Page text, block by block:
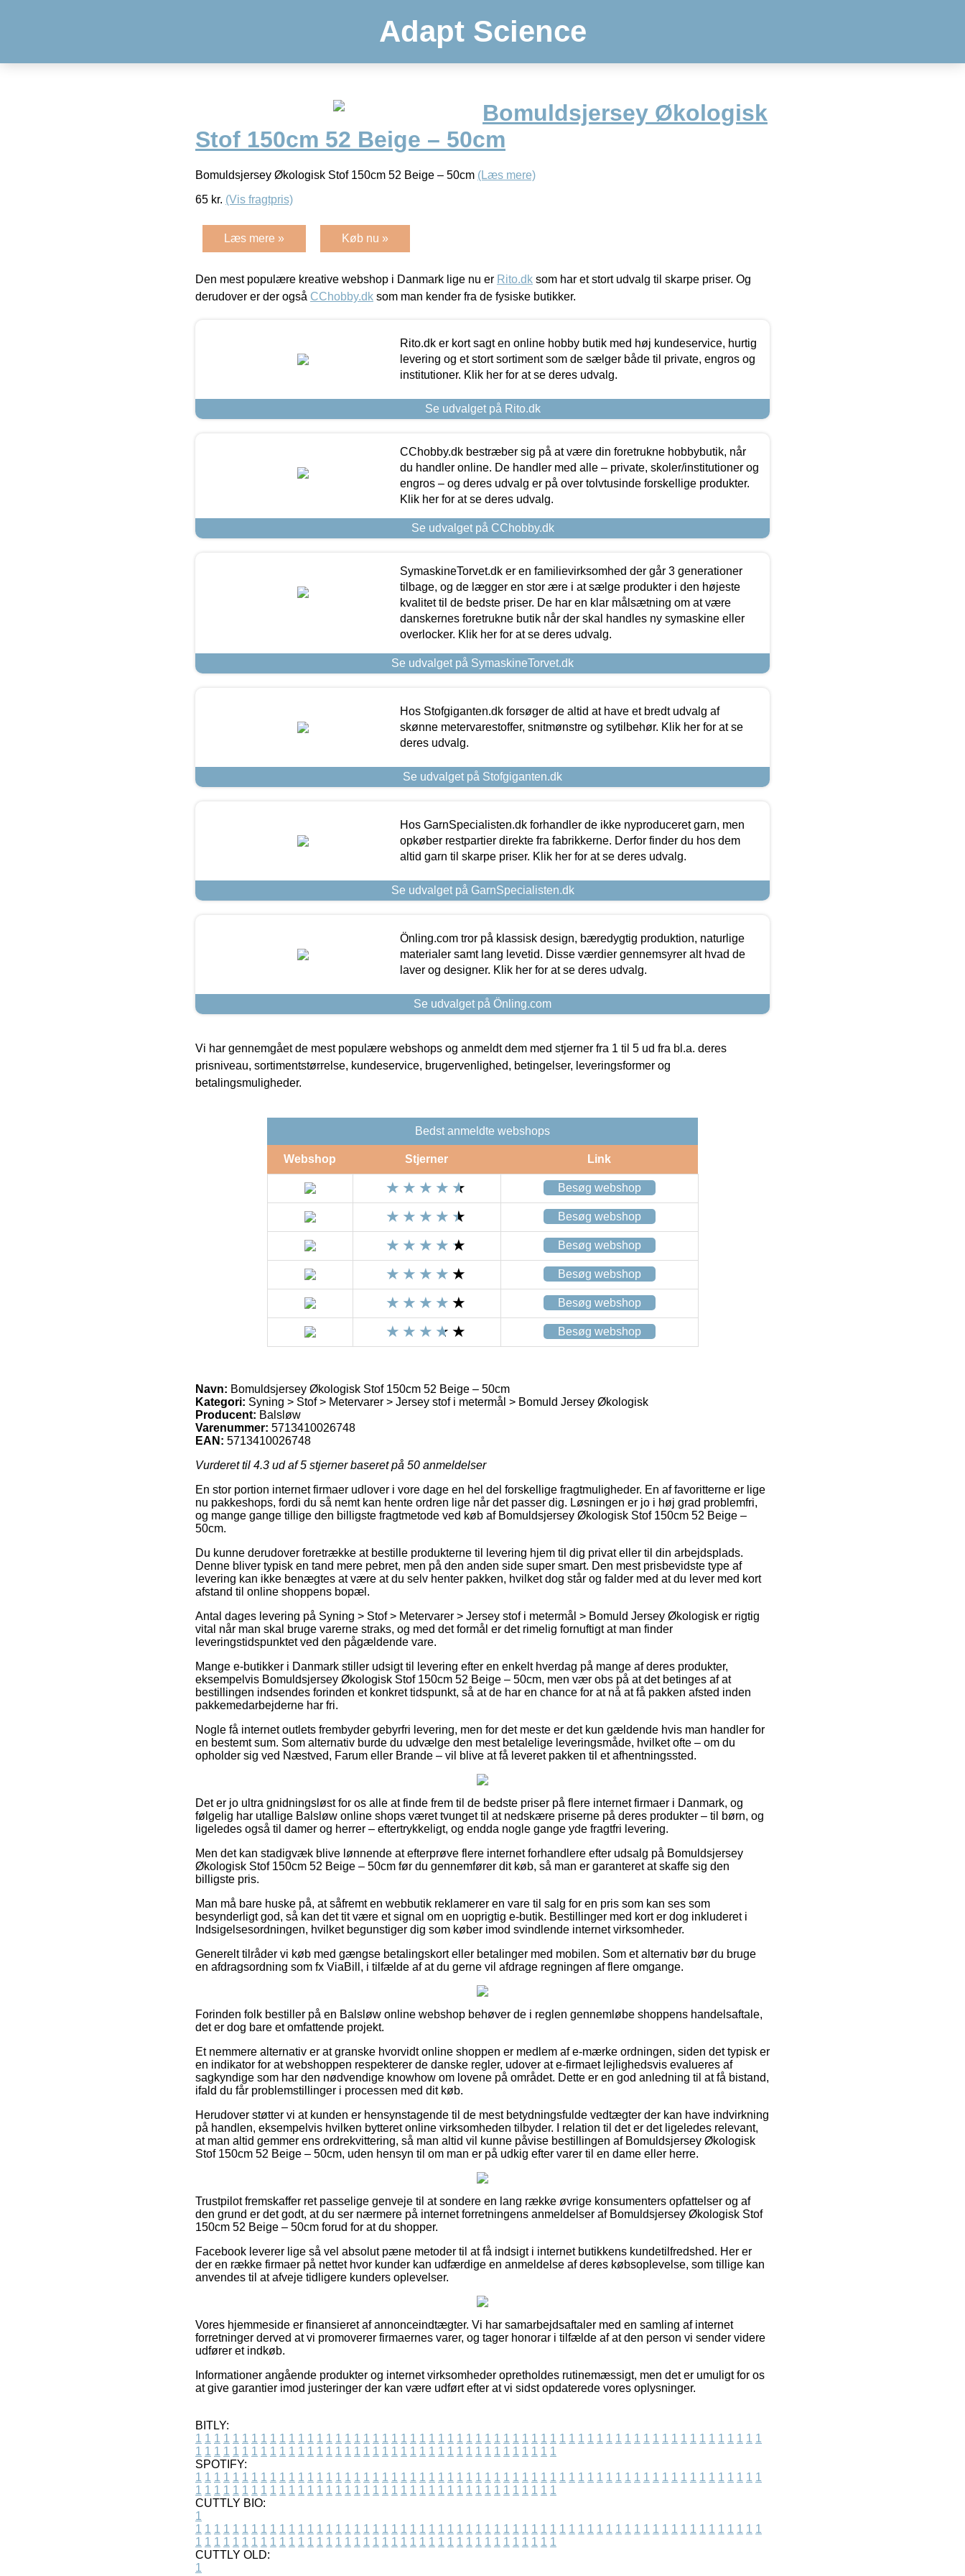
Adapt Science
Bomuldsjersey Økologisk
Stof 150cm 52 Beige – 50cm
Bomuldsjersey Økologisk Stof 150cm 52 Beige – 50cm (Læs mere)
65 kr. (Vis fragtpris)
Læs mere » Køb nu »
Den mest populære kreative webshop i Danmark lige nu er Rito.dk som har et stort udvalg til skarpe priser. Og
derudover er der også CChobby.dk som man kender fra de fysiske butikker.
Rito.dk er kort sagt en online hobby butik med høj kundeservice, hurtig
levering og et stort sortiment som de sælger både til private, engros og
institutioner. Klik her for at se deres udvalg.
Se udvalget på Rito.dk
CChobby.dk bestræber sig på at være din foretrukne hobbybutik, når
du handler online. De handler med alle – private, skoler/institutioner og
engros – og deres udvalg er på over tolvtusinde forskellige produkter.
Klik her for at se deres udvalg.
Se udvalget på CChobby.dk
SymaskineTorvet.dk er en familievirksomhed der går 3 generationer
tilbage, og de lægger en stor ære i at sælge produkter i den højeste
kvalitet til de bedste priser. De har en klar målsætning om at være
danskernes foretrukne butik når der skal handles ny symaskine eller
overlocker. Klik her for at se deres udvalg.
Se udvalget på SymaskineTorvet.dk
Hos Stofgiganten.dk forsøger de altid at have et bredt udvalg af
skønne metervarestoffer, snitmønstre og sytilbehør. Klik her for at se
deres udvalg.
Se udvalget på Stofgiganten.dk
Hos GarnSpecialisten.dk forhandler de ikke nyproduceret garn, men
opkøber restpartier direkte fra fabrikkerne. Derfor finder du hos dem
altid garn til skarpe priser. Klik her for at se deres udvalg.
Se udvalget på GarnSpecialisten.dk
Önling.com tror på klassisk design, bæredygtig produktion, naturlige
materialer samt lang levetid. Disse værdier gennemsyrer alt hvad de
laver og designer. Klik her for at se deres udvalg.
Se udvalget på Önling.com
Vi har gennemgået de mest populære webshops og anmeldt dem med stjerner fra 1 til 5 ud fra bl.a. deres
prisniveau, sortimentstørrelse, kundeservice, brugervenlighed, betingelser, leveringsformer og
betalingsmuligheder.
Bedst anmeldte webshops
Webshop Stjerner Link
Besøg webshop
Besøg webshop
Besøg webshop
Besøg webshop
Besøg webshop
Besøg webshop
Navn: Bomuldsjersey Økologisk Stof 150cm 52 Beige – 50cm
Kategori: Syning > Stof > Metervarer > Jersey stof i metermål > Bomuld Jersey Økologisk
Producent: Balsløw
Varenummer: 5713410026748
EAN: 5713410026748
Vurderet til 4.3 ud af 5 stjerner baseret på 50 anmeldelser
En stor portion internet firmaer udlover i vore dage en hel del forskellige fragtmuligheder. En af favoritterne er lige
nu pakkeshops, fordi du så nemt kan hente ordren lige når det passer dig. Løsningen er jo i høj grad problemfri,
og mange gange tillige den billigste fragtmetode ved køb af Bomuldsjersey Økologisk Stof 150cm 52 Beige –
50cm.
Du kunne derudover foretrække at bestille produkterne til levering hjem til dig privat eller til din arbejdsplads.
Denne bliver typisk en tand mere pebret, men på den anden side super smart. Den mest prisbevidste type af
levering kan ikke benægtes at være at du selv henter pakken, hvilket dog står og falder med at du lever med kort
afstand til online shoppens bopæl.
Antal dages levering på Syning > Stof > Metervarer > Jersey stof i metermål > Bomuld Jersey Økologisk er rigtig
vital når man skal bruge varerne straks, og med det formål er det rimelig fornuftigt at man finder
leveringstidspunktet ved den pågældende vare.
Mange e-butikker i Danmark stiller udsigt til levering efter en enkelt hverdag på mange af deres produkter,
eksempelvis Bomuldsjersey Økologisk Stof 150cm 52 Beige – 50cm, men vær obs på at det betinges af at
bestillingen indsendes forinden et konkret tidspunkt, så at de har en chance for at nå at få pakken afsted inden
pakkemedarbejderne har fri.
Nogle få internet outlets frembyder gebyrfri levering, men for det meste er det kun gældende hvis man handler for
en bestemt sum. Som alternativ burde du udvælge den mest betalelige leveringsmåde, hvilket ofte – om du
opholder sig ved Næstved, Farum eller Brande – vil blive at få leveret pakken til et afhentningssted.
Det er jo ultra gnidningsløst for os alle at finde frem til de bedste priser på flere internet firmaer i Danmark, og
følgelig har utallige Balsløw online shops været tvunget til at nedskære priserne på deres produkter – til børn, og
ligeledes også til damer og herrer – eftertrykkeligt, og endda nogle gange yde fragtfri levering.
Men det kan stadigvæk blive lønnende at efterprøve flere internet forhandlere efter udsalg på Bomuldsjersey
Økologisk Stof 150cm 52 Beige – 50cm før du gennemfører dit køb, så man er garanteret at skaffe sig den
billigste pris.
Man må bare huske på, at såfremt en webbutik reklamerer en vare til salg for en pris som kan ses som
besynderligt god, så kan det tit være et signal om en uoprigtig e-butik. Bestillinger med kort er dog inkluderet i
Indsigelsesordningen, hvilket begunstiger dig som køber imod svindlende internet virksomheder.
Generelt tilråder vi køb med gængse betalingskort eller betalinger med mobilen. Som et alternativ bør du bruge
en afdragsordning som fx ViaBill, i tilfælde af at du gerne vil afdrage regningen af flere omgange.
Forinden folk bestiller på en Balsløw online webshop behøver de i reglen gennemløbe shoppens handelsaftale,
det er dog bare et omfattende projekt.
Et nemmere alternativ er at granske hvorvidt online shoppen er medlem af e-mærke ordningen, siden det typisk er
en indikator for at webshoppen respekterer de danske regler, udover at e-firmaet lejlighedsvis evalueres af
sagkyndige som har den nødvendige knowhow om lovene på området. Dette er en god anledning til at få bistand,
ifald du får problemstillinger i processen med dit køb.
Herudover støtter vi at kunden er hensynstagende til de mest betydningsfulde vedtægter der kan have indvirkning
på handlen, eksempelvis hvilken bytteret online virksomheden tilbyder. I relation til det er det ligeledes relevant,
at man altid gemmer ens ordrekvittering, så man altid vil kunne påvise bestillingen af Bomuldsjersey Økologisk
Stof 150cm 52 Beige – 50cm, uden hensyn til om man er på udkig efter varer til en dame eller herre.
Trustpilot fremskaffer ret passelige genveje til at sondere en lang række øvrige konsumenters opfattelser og af
den grund er det godt, at du ser nærmere på internet forretningens anmeldelser af Bomuldsjersey Økologisk Stof
150cm 52 Beige – 50cm forud for at du shopper.
Facebook leverer lige så vel absolut pæne metoder til at få indsigt i internet butikkens kundetilfredshed. Her er
der en række firmaer på nettet hvor kunder kan udfærdige en anmeldelse af deres købsoplevelse, som tillige kan
anvendes til at afveje tidligere kunders oplevelser.
Vores hjemmeside er finansieret af annonceindtægter. Vi har samarbejdsaftaler med en samling af internet
forretninger derved at vi promoverer firmaernes varer, og tager honorar i tilfælde af at den person vi sender videre
udfører et indkøb.
Informationer angående produkter og internet virksomheder opretholdes rutinemæssigt, men det er umuligt for os
at give garantier imod justeringer der kan være udført efter at vi sidst opdaterede vores oplysninger.
BITLY:
1 1 1 1 1 1 1 1 1 1 1 1 1 1 1 1 1 1 1 1 1 1 1 1 1 1 1 1 1 1 1 1 1 1 1 1 1 1 1 1 1 1 1 1 1 1 1 1 1 1 1 1 1 1 1 1 1 1 1 1 1
1 1 1 1 1 1 1 1 1 1 1 1 1 1 1 1 1 1 1 1 1 1 1 1 1 1 1 1 1 1 1 1 1 1 1 1 1 1 1
SPOTIFY:
1 1 1 1 1 1 1 1 1 1 1 1 1 1 1 1 1 1 1 1 1 1 1 1 1 1 1 1 1 1 1 1 1 1 1 1 1 1 1 1 1 1 1 1 1 1 1 1 1 1 1 1 1 1 1 1 1 1 1 1 1
1 1 1 1 1 1 1 1 1 1 1 1 1 1 1 1 1 1 1 1 1 1 1 1 1 1 1 1 1 1 1 1 1 1 1 1 1 1 1
CUTTLY BIO:
1
1 1 1 1 1 1 1 1 1 1 1 1 1 1 1 1 1 1 1 1 1 1 1 1 1 1 1 1 1 1 1 1 1 1 1 1 1 1 1 1 1 1 1 1 1 1 1 1 1 1 1 1 1 1 1 1 1 1 1 1 1
1 1 1 1 1 1 1 1 1 1 1 1 1 1 1 1 1 1 1 1 1 1 1 1 1 1 1 1 1 1 1 1 1 1 1 1 1 1 1
CUTTLY OLD:
1